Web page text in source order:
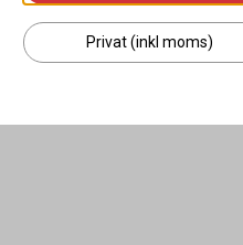
45 kr/ styck
10 styck/kartong
Privat (inkl moms)